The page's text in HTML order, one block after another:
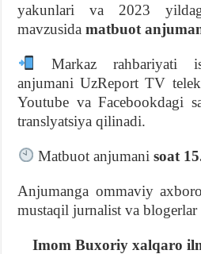
yakunlari va 2023
mavzusidamatbuot
Markaz rahbariyati
anjumani UzReport TV
Youtube va Facebookdagi
translyatsiya qilinadi.
Matbuot anjumanisoat
Anjumanga ommaviy
mustaqil jurnalist va
Imom Buxoriy xalqaro